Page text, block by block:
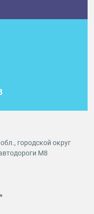
городской округ
М8